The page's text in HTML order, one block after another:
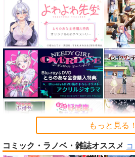
カルデアエミッション
チョコレート・ショッ
プ
2,530円（税込）
Fate/Grand Order
メリュジーヌ
サンプル
カート
FGO OEKAKI
m5
たけさと
1,320 円（税込）
Fate/Grand Order
鈴鹿御前
サンプル
カート
No.7 No.7
もっと見る！
コミック・ラノベ・雑誌オススメ